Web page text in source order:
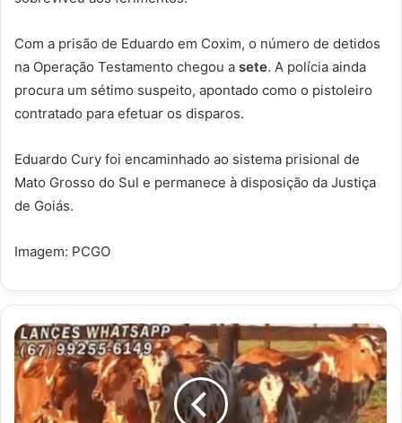
Com a prisão de Eduardo em Coxim, o número de detidos
na Operação Testamento chegou a sete. A polícia ainda
procura um sétimo suspeito, apontado como o pistoleiro
contratado para efetuar os disparos.
Eduardo Cury foi encaminhado ao sistema prisional de
Mato Grosso do Sul e permanece à disposição da Justiça
de Goiás.
Imagem: PCGO